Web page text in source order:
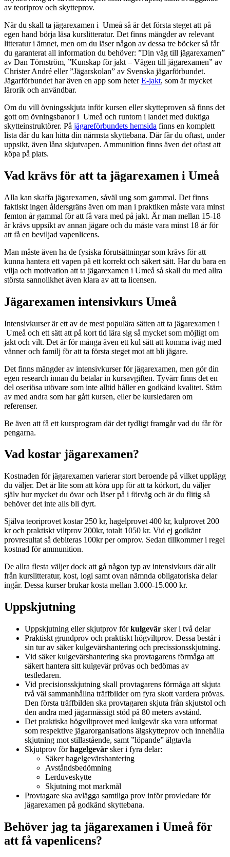
av teoriprov och skytteprov.
När du skall ta jägarexamen i Umeå så är det första steget att på
egen hand börja läsa kurslitteratur. Det finns mängder av relevant
litteratur i ämnet, men om du läser någon av dessa tre böcker så får
du garanterat all information du behöver: ”Din väg till jägarexamen”
av Dan Törnström, ”Kunskap för jakt – Vägen till jägarexamen” av
Christer André eller ”Jägarskolan” av Svenska jägarförbundet.
Jägarförbundet har även en app som heterE-jakt, som är mycket
lärorik och användbar.
Om du vill övningsskjuta inför kursen eller skytteproven så finns det
gott om övningsbanor i Umeå och runtom i landet med duktiga
skytteinstruktörer. På jägareförbundets hemsida finns en komplett
lista där du kan hitta din närmsta skyttebana. Där får du oftast, under
uppsikt, även låna skjutvapen. Ammunition finns även det oftast att
köpa på plats.
Vad krävs för att ta jägarexamen i Umeå
Alla kan skaffa jägarexamen, såväl ung som gammal. Det finns
faktiskt ingen åldersgräns även om man i praktiken måste vara minst
femton år gammal för att få vara med på jakt. Är man mellan 15-18
år krävs uppsikt av annan jägare och du måste vara minst 18 år för
att få en beviljad vapenlicens.
Man måste även ha de fysiska förutsättningar som krävs för att
kunna hantera ett vapen på ett korrekt och säkert sätt. Har du bara en
vilja och motivation att ta jägarexamen i Umeå så skall du med allra
största sannolikhet även klara av att ta licensen.
Jägarexamen intensivkurs Umeå
Intensivkurser är ett av de mest populära sätten att ta jägarexamen i
Umeå och ett sätt att på kort tid lära sig så mycket som möjligt om
jakt och vilt. Det är för många även ett kul sätt att komma iväg med
vänner och familj för att ta första steget mot att bli jägare.
Det finns mängder av intensivkurser för jägarexamen, men gör din
egen research innan du betalar in kursavgiften. Tyvärr finns det en
del oseriösa utövare som inte alltid håller en godkänd kvalitet. Stäm
av med andra som har gått kursen, eller be kursledaren om
referenser.
Be även att få ett kursprogram där det tydligt framgår vad du får för
pengarna.
Vad kostar jägarexamen?
Kostnaden för jägarexamen varierar stort beroende på vilket upplägg
du väljer. Det är lite som att köra upp för att ta körkort, du väljer
själv hur mycket du övar och läser på i förväg och är du flitig så
behöver det inte alls bli dyrt.
Själva teoriprovet kostar 250 kr, hagelprovet 400 kr, kulprovet 200
kr och praktiskt viltprov 200kr, totalt 1050 kr. Vid ej godkänt
provresultat så debiteras 100kr per omprov. Sedan tillkommer i regel
kostnad för ammunition.
De allra flesta väljer dock att gå någon typ av intensivkurs där allt
från kurslitteratur, kost, logi samt ovan nämnda obligatoriska delar
ingår. Dessa kurser brukar kosta mellan 3.000-15.000 kr.
Uppskjutning
Uppskjutning eller skjutprov förkulgevär sker i två delar
Praktiskt grundprov och praktiskt högviltprov. Dessa består i
sin tur av säker kulgevärshantering och precissionsskjutning.
Vid säker kulgevärshantering ska provtagarens förmåga att
säkert hantera sitt kulgevär prövas och bedömas av
testledaren.
Vid precisionsskjutning skall provtagarens förmåga att skjuta
två väl sammanhållna träffbilder om fyra skott vardera prövas.
Den första träffbilden ska provtagaren skjuta från skjutstol och
den andra med jägarmässigt stöd på 80 meters avstånd.
Det praktiska högviltprovet med kulgevär ska vara utformat
som respektive jägarorganisations älgskytteprov och innehålla
skjutning mot stillastående, samt ”löpande” älgtavla
Skjutprov förhagelgevär sker i fyra delar:
Säker hagelgevärshantering
Avståndsbedömning
Lerduveskytte
Skjutning mot markmål
Provtagare ska avlägga samtliga prov inför provledare för
jägarexamen på godkänd skyttebana.
Behöver jag ta jägarexamen i Umeå för
att få vapenlicens?